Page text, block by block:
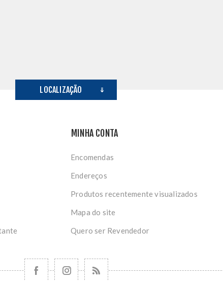
LOCALIZAÇÃO
MINHA CONTA
Encomendas
Endereços
Produtos recentemente visualizados
Mapa do site
Quero ser Revendedor